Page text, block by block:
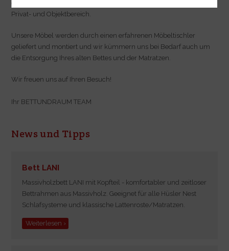
Privat- und Objektbereich.
Unsere Möbel werden durch einen erfahrenen Möbeltischler
geliefert und montiert und wir kümmern uns bei Bedarf auch um
die Entsorgung Ihres alten Bettes und der Matratzen.
Wir freuen uns auf Ihren Besuch!
Ihr BETTUNDRAUM TEAM
News und Tipps
Bett LANI
Massivholzbett LANI mit Kopfteil - komfortabler und zeitloser
Bettrahmen aus Massivholz. Geeignet für alle Hüsler Nest
Schlafsysteme und klassische Lattenroste/Matratzen.
Weiterlesen ›